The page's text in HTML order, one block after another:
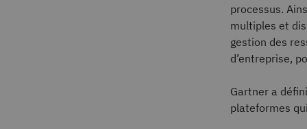
processus.
multiples et
gestion des
d’entreprise,
Gartner a
plateformes